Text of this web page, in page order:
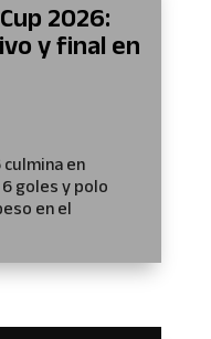
2026:
y final en
culmina en
goles y polo
en el